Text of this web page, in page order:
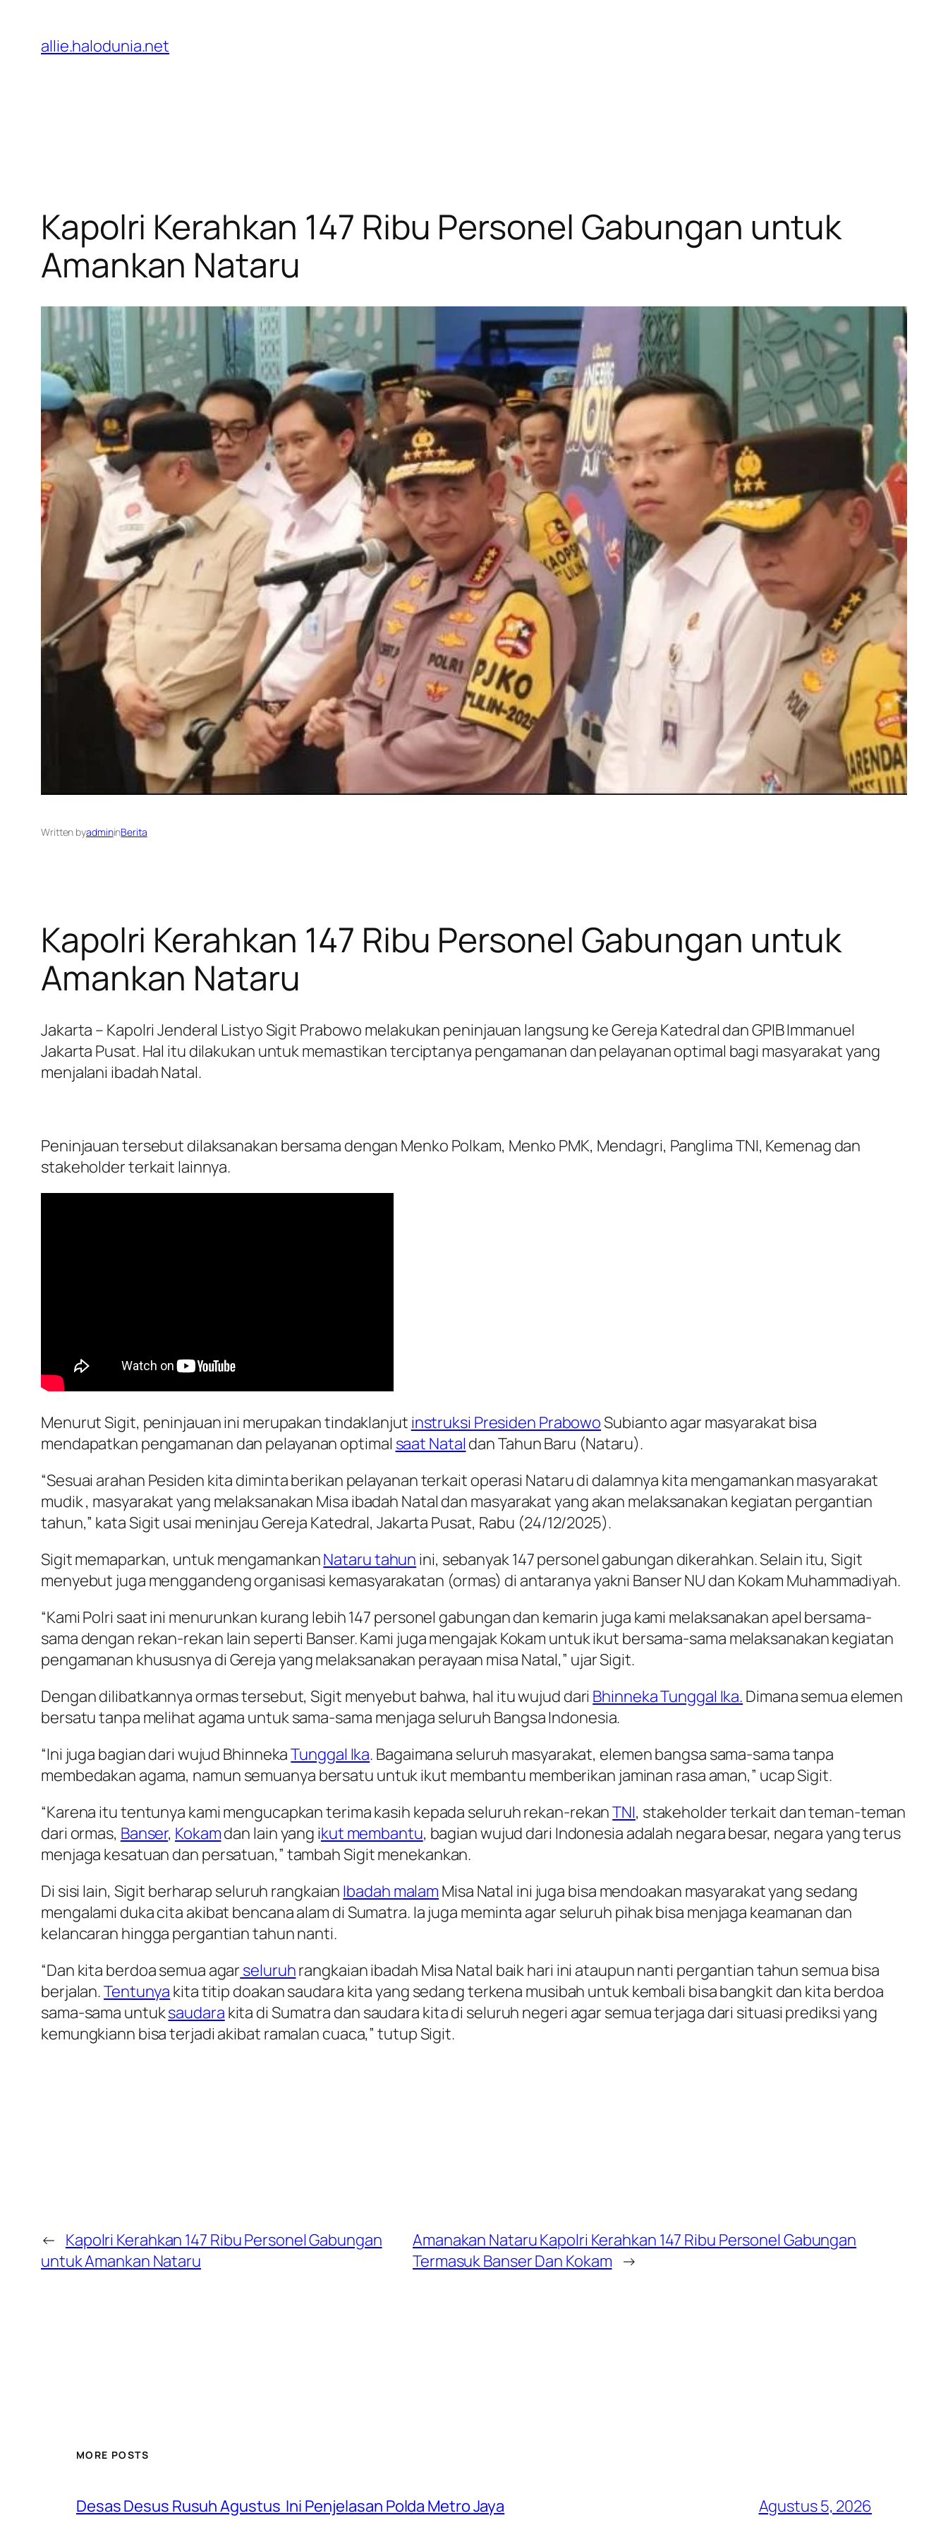
konten
allie.halodunia.net
Kapolri Kerahkan 147 Ribu Personel Gabungan untuk
Amankan Nataru
Written byadmininBerita
Kapolri Kerahkan 147 Ribu Personel Gabungan untuk
Amankan Nataru
Jakarta – Kapolri Jenderal Listyo Sigit Prabowo melakukan peninjauan langsung ke Gereja Katedral dan GPIB Immanuel
Jakarta Pusat. Hal itu dilakukan untuk memastikan terciptanya pengamanan dan pelayanan optimal bagi masyarakat yang
menjalani ibadah Natal.
Peninjauan tersebut dilaksanakan bersama dengan Menko Polkam, Menko PMK, Mendagri, Panglima TNI, Kemenag dan
stakeholder terkait lainnya.
Menurut Sigit, peninjauan ini merupakan tindaklanjut instruksi Presiden PrabowoSubianto agar masyarakat bisa
mendapatkan pengamanan dan pelayanan optimal saat Natal dan Tahun Baru (Nataru).
“Sesuai arahan Pesiden kita diminta berikan pelayanan terkait operasi Nataru di dalamnya kita mengamankan masyarakat
mudik , masyarakat yang melaksanakan Misa ibadah Natal dan masyarakat yang akan melaksanakan kegiatan pergantian
tahun,” kata Sigit usai meninjau Gereja Katedral, Jakarta Pusat, Rabu (24/12/2025).
Sigit memaparkan, untuk mengamankanNataru tahun ini, sebanyak 147 personel gabungan dikerahkan. Selain itu, Sigit
menyebut juga menggandeng organisasi kemasyarakatan (ormas) di antaranya yakni Banser NU dan Kokam Muhammadiyah.
“Kami Polri saat ini menurunkan kurang lebih 147 personel gabungan dan kemarin juga kami melaksanakan apel bersama-
sama dengan rekan-rekan lain seperti Banser. Kami juga mengajak Kokam untuk ikut bersama-sama melaksanakan kegiatan
pengamanan khususnya di Gereja yang melaksanakan perayaan misa Natal,” ujar Sigit.
Dengan dilibatkannya ormas tersebut, Sigit menyebut bahwa, hal itu wujud dari Bhinneka Tunggal Ika. Dimana semua elemen
bersatu tanpa melihat agama untuk sama-sama menjaga seluruh Bangsa Indonesia.
“Ini juga bagian dari wujud BhinnekaTunggal Ika. Bagaimana seluruh masyarakat, elemen bangsa sama-sama tanpa
membedakan agama, namun semuanya bersatu untuk ikut membantu memberikan jaminan rasa aman,” ucap Sigit.
“Karena itu tentunya kami mengucapkan terima kasih kepada seluruh rekan-rekanTNI, stakeholder terkait dan teman-teman
dari ormas, Banser, Kokamdan lain yang ikut membantu, bagian wujud dari Indonesia adalah negara besar, negara yang terus
menjaga kesatuan dan persatuan,” tambah Sigit menekankan.
Di sisi lain, Sigit berharap seluruh rangkaian Ibadah malam Misa Natal ini juga bisa mendoakan masyarakat yang sedang
mengalami duka cita akibat bencana alam di Sumatra. Ia juga meminta agar seluruh pihak bisa menjaga keamanan dan
kelancaran hingga pergantian tahun nanti.
“Dan kita berdoa semua agar seluruhrangkaian ibadah Misa Natal baik hari ini ataupun nanti pergantian tahun semua bisa
berjalan.Tentunya kita titip doakan saudara kita yang sedang terkena musibah untuk kembali bisa bangkit dan kita berdoa
sama-sama untuksaudara kita di Sumatra dan saudara kita di seluruh negeri agar semua terjaga dari situasi prediksi yang
kemungkiann bisa terjadi akibat ramalan cuaca,” tutup Sigit.
← Kapolri Kerahkan 147 Ribu Personel Gabungan
untuk Amankan Nataru
Amanakan Nataru Kapolri Kerahkan 147 Ribu Personel Gabungan
Termasuk Banser Dan Kokam →
MORE POSTS
Desas Desus Rusuh Agustus Ini Penjelasan Polda Metro Jaya Agustus 5, 2026